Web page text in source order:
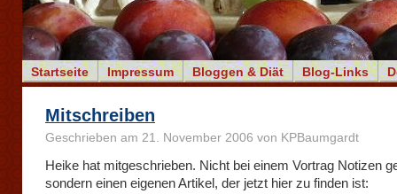
Startseite Impressum Bloggen & Diät Blog-Links
Mitschreiben
Geschrieben am 21. November 2006 von KPBaumgardt
Heike hat mitgeschrieben. Nicht bei einem Vortrag Notizen
sondern einen eigenen Artikel, der jetzt hier zu finden ist: